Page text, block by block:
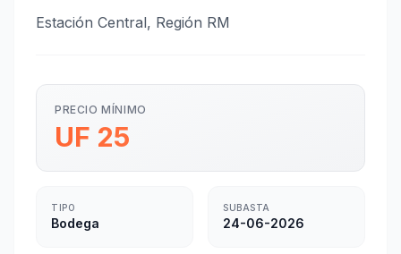
Estación Central, Región RM
PRECIO MÍNIMO
UF 25
TIPO
Bodega
SUBASTA
24-06-2026